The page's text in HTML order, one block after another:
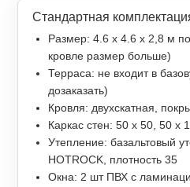
Стандартная
Размер: 4.6 х 4.6 х 2,8 м
кровле размер больше)
Терраса: не входит в
дозаказать)
Кровля: двухскатная,
Каркас стен: 50 х 50, 50 х
Утепление: базальтовый
HOTROCK, плотность 35
Окна: 2 шт ПВХ с